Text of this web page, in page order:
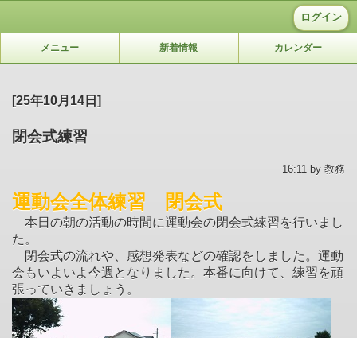
ログイン
メニュー 新着情報 カレンダー
[25年10月14日]
閉会式練習
16:11 by 教務
運動会全体練習 閉会式
本日の朝の活動の時間に運動会の閉会式練習を行いまし
た。
閉会式の流れや、感想発表などの確認をしました。運動
会もいよいよ今週となりました。本番に向けて、練習を頑
張っていきましょう。